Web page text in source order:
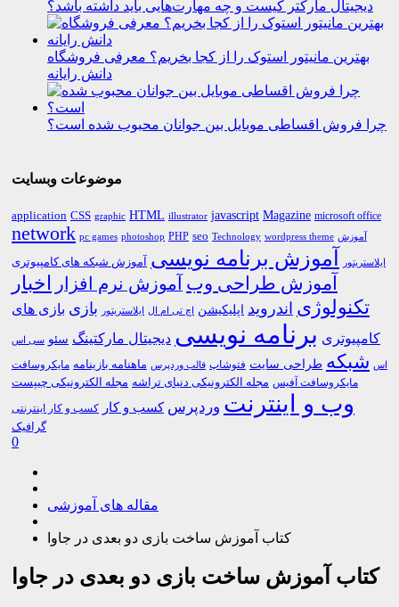
دیجیتال مارکتر کیست و چه مهارت‌هایی باید داشته باشد؟
بهترین مانیتور استوک را از کجا بخریم؟ معرفی فروشگاه
دانش رایانه
چرا فروش اقساطی موبایل بین جوانان محبوب شده است؟
موضوعات وبسایت
application CSS graphic HTML illustrator javascript Magazine microsoft office
network pc games photoshop PHP seo Technology wordpress theme آموزش
ایلاستریتور آموزش برنامه نویسی آموزش شبکه های کامپیوتری
آموزش طراحی وب آموزش نرم افزار اخبار
تکنولوژی اندروید اپلیکیشن اچ تی ام ال ایلاستریتور بازی بازی های
کامپیوتری برنامه نویسی دیجیتال مارکتینگ سئو سی اس
اس شبکه طراحی سایت فتوشاپ قالب وردپرس ماهنامه بازینامه مایکروسافت
مایکروسافت آفیس مجله الکترونیکی دنیای تراشه مجله الکترونیکی چیپست
وب و اینترنت وردپرس کسب و کار کسب و کار اینترنتی
گرافیک
0
مقاله های آموزشی
کتاب آموزش ساخت بازی دو بعدی در جاوا
کتاب آموزش ساخت بازی دو بعدی در جاوا